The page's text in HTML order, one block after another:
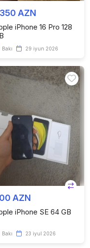
AZN
iPhone 16 Pro 128
Bakı 29 iyun 2026
AZN
iPhone SE 64 GB
Bakı 23 iyul 2026